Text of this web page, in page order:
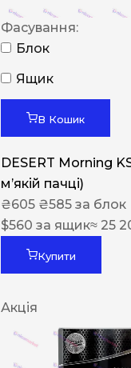
Фасування:
Блок
Ящик
В Кошик
DESERT Morning
мʼякій пачці)
₴605 ₴585 за блок
$560 за ящик≈ 25
Купити
Акція